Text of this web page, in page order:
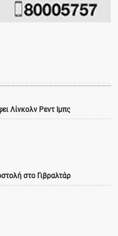
Λίνκολν Ρεντ Ιμπς
στο Γιβραλτάρ